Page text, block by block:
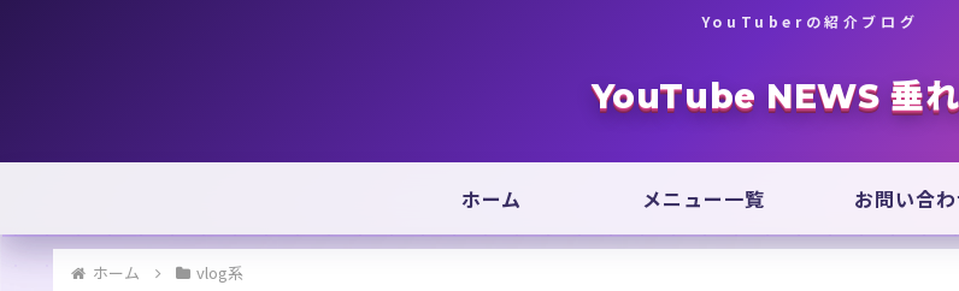
YouTuberの紹介ブログ
YouTube NEWS 垂
ホーム メニュー一覧 お問い合
ホーム vlog系